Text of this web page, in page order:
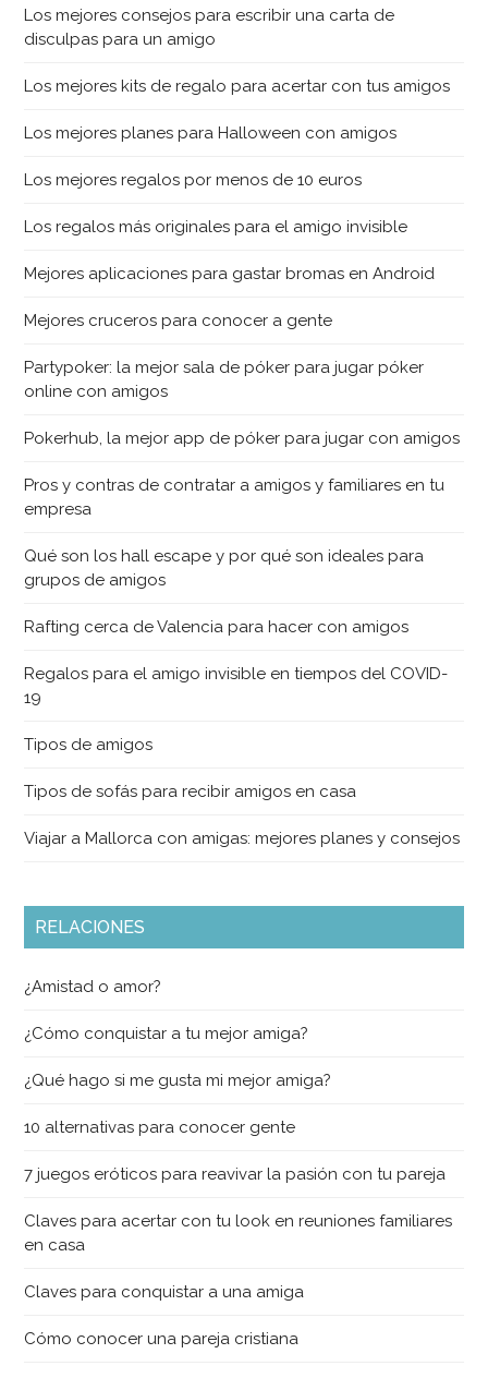
Los mejores consejos para escribir una carta de
disculpas para un amigo
Los mejores kits de regalo para acertar con tus amigos
Los mejores planes para Halloween con amigos
Los mejores regalos por menos de 10 euros
Los regalos más originales para el amigo invisible
Mejores aplicaciones para gastar bromas en Android
Mejores cruceros para conocer a gente
Partypoker: la mejor sala de póker para jugar póker
online con amigos
Pokerhub, la mejor app de póker para jugar con amigos
Pros y contras de contratar a amigos y familiares en tu
empresa
Qué son los hall escape y por qué son ideales para
grupos de amigos
Rafting cerca de Valencia para hacer con amigos
Regalos para el amigo invisible en tiempos del COVID-
19
Tipos de amigos
Tipos de sofás para recibir amigos en casa
Viajar a Mallorca con amigas: mejores planes y consejos
RELACIONES
¿Amistad o amor?
¿Cómo conquistar a tu mejor amiga?
¿Qué hago si me gusta mi mejor amiga?
10 alternativas para conocer gente
7 juegos eróticos para reavivar la pasión con tu pareja
Claves para acertar con tu look en reuniones familiares
en casa
Claves para conquistar a una amiga
Cómo conocer una pareja cristiana